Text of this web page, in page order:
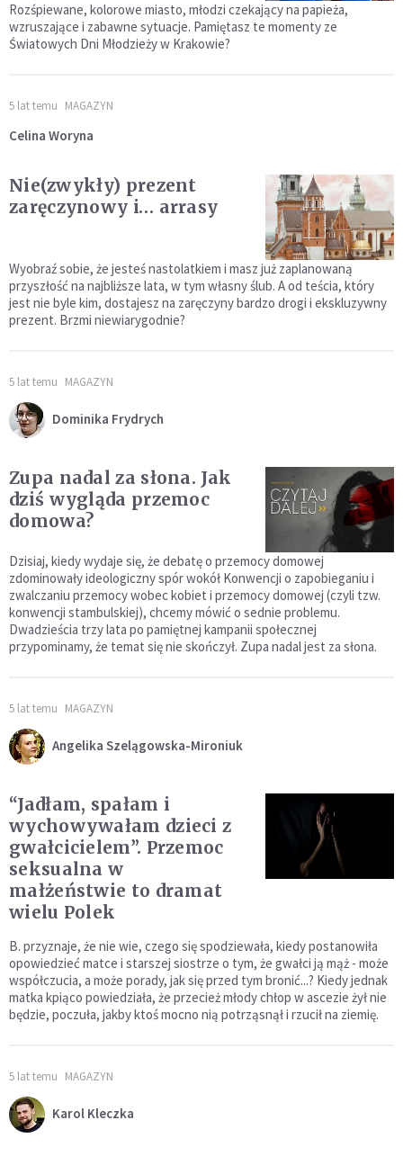
Rozśpiewane, kolorowe miasto, młodzi czekający na papieża,
wzruszające i zabawne sytuacje. Pamiętasz te momenty ze
Światowych Dni Młodzieży w Krakowie?
5 lat temu MAGAZYN
Celina Woryna
Nie(zwykły) prezent
zaręczynowy i… arrasy
Wyobraź sobie, że jesteś nastolatkiem i masz już zaplanowaną
przyszłość na najbliższe lata, w tym własny ślub. A od teścia, który
jest nie byle kim, dostajesz na zaręczyny bardzo drogi i ekskluzywny
prezent. Brzmi niewiarygodnie?
5 lat temu MAGAZYN
Dominika Frydrych
Zupa nadal za słona. Jak
dziś wygląda przemoc
domowa?
Dzisiaj, kiedy wydaje się, że debatę o przemocy domowej
zdominowały ideologiczny spór wokół Konwencji o zapobieganiu i
zwalczaniu przemocy wobec kobiet i przemocy domowej (czyli tzw.
konwencji stambulskiej), chcemy mówić o sednie problemu.
Dwadzieścia trzy lata po pamiętnej kampanii społecznej
przypominamy, że temat się nie skończył. Zupa nadal jest za słona.
5 lat temu MAGAZYN
Angelika Szelągowska-Mironiuk
“Jadłam, spałam i
wychowywałam dzieci z
gwałcicielem”. Przemoc
seksualna w
małżeństwie to dramat
wielu Polek
B. przyznaje, że nie wie, czego się spodziewała, kiedy postanowiła
opowiedzieć matce i starszej siostrze o tym, że gwałci ją mąż - może
współczucia, a może porady, jak się przed tym bronić...? Kiedy jednak
matka kpiąco powiedziała, że przecież młody chłop w ascezie żył nie
będzie, poczuła, jakby ktoś mocno nią potrząsnął i rzucił na ziemię.
5 lat temu MAGAZYN
Karol Kleczka